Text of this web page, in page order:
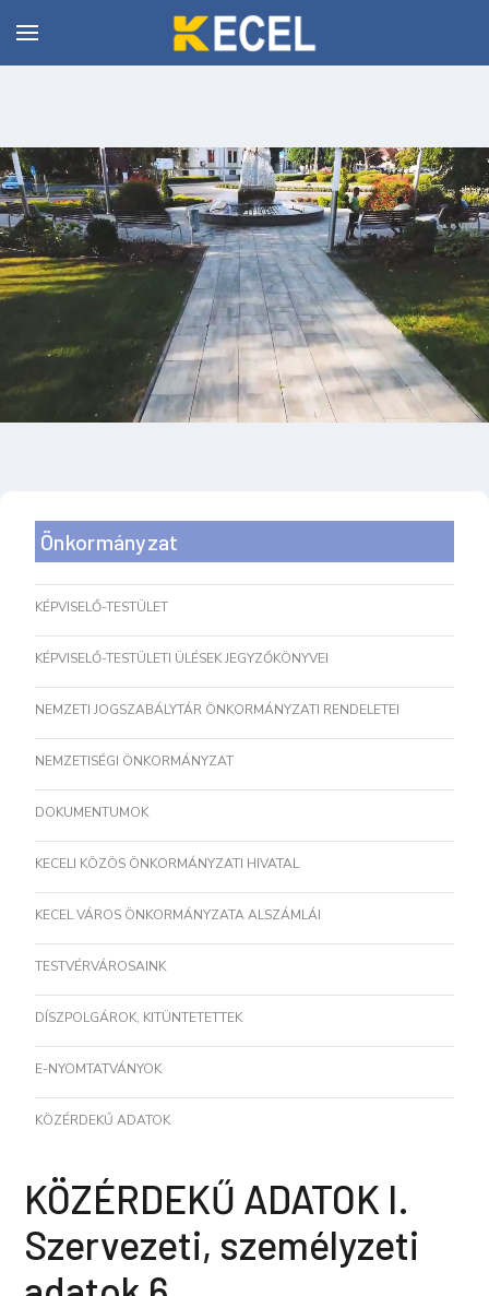
Önkormányzat
KÉPVISELŐ-TESTÜLET
KÉPVISELŐ-TESTÜLETI ÜLÉSEK JEGYZŐKÖNYVEI
NEMZETI JOGSZABÁLYTÁR ÖNKORMÁNYZATI RENDELETEI
NEMZETISÉGI ÖNKORMÁNYZAT
DOKUMENTUMOK
KECELI KÖZÖS ÖNKORMÁNYZATI HIVATAL
KECEL VÁROS ÖNKORMÁNYZATA ALSZÁMLÁI
TESTVÉRVÁROSAINK
DÍSZPOLGÁROK, KITÜNTETETTEK
E-NYOMTATVÁNYOK
KÖZÉRDEKŰ ADATOK
KÖZÉRDEKŰ ADATOK I.
Szervezeti, személyzeti